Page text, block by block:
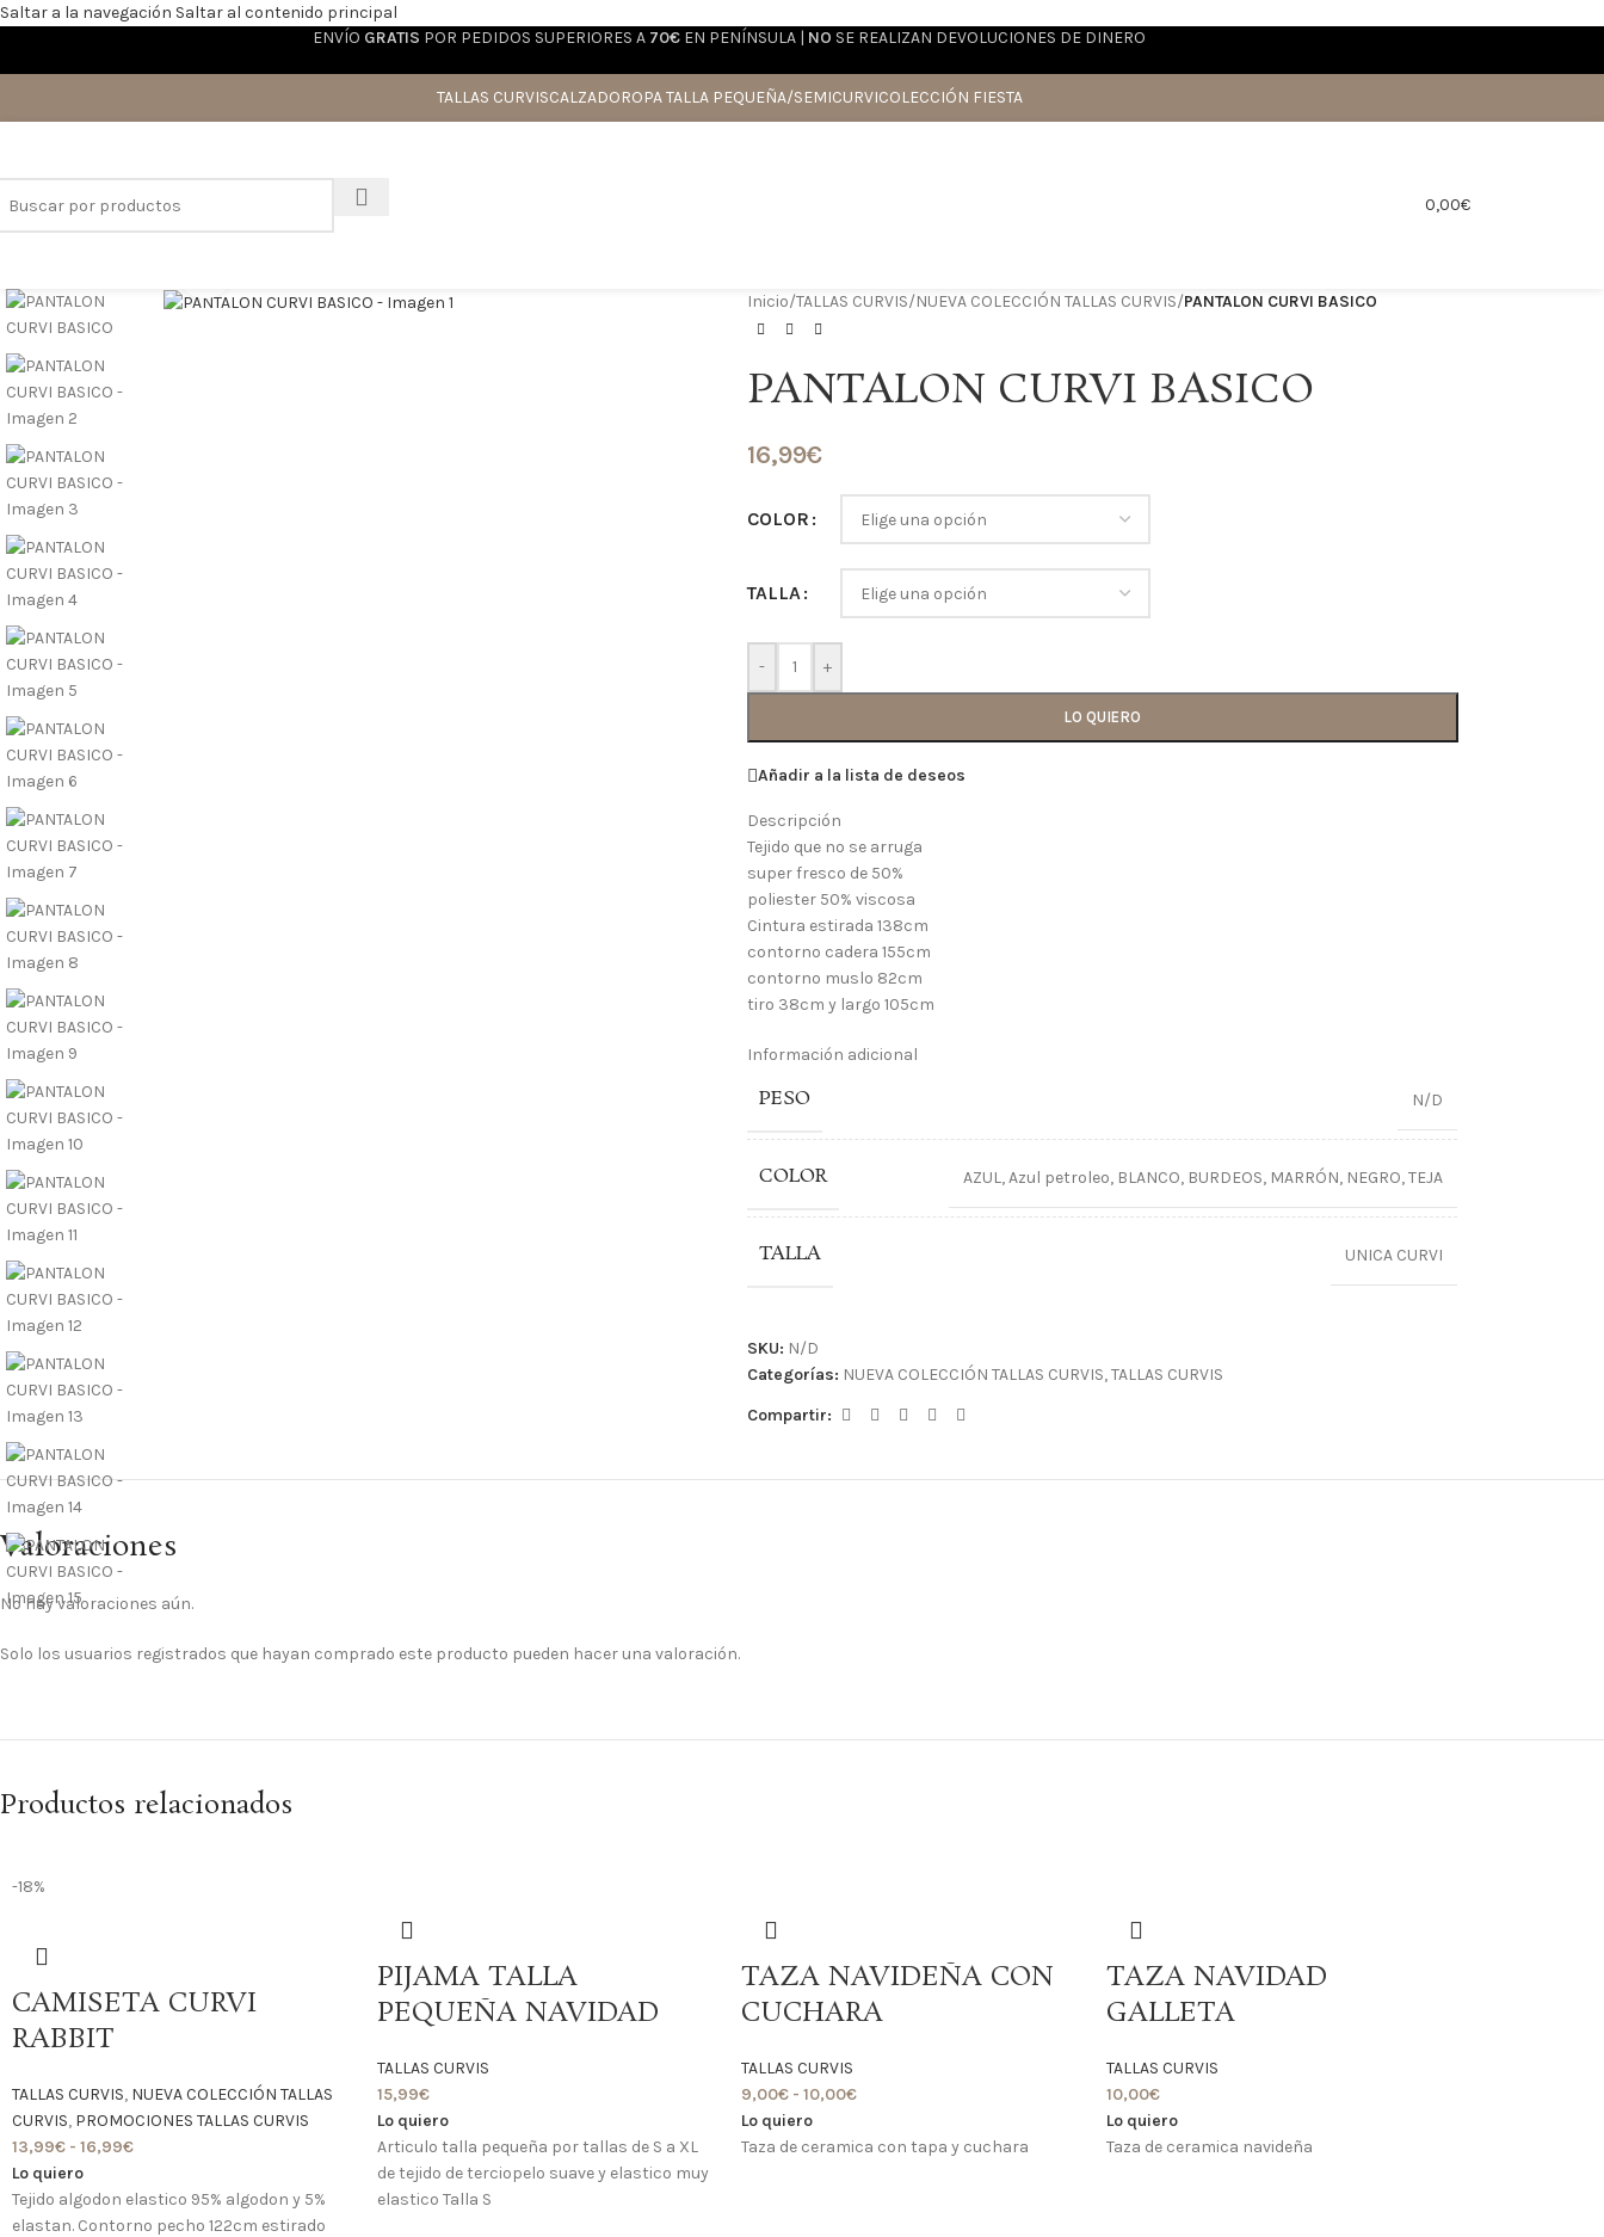
Saltar a la navegación Saltar al contenido principal
ENVÍO GRATIS POR PEDIDOS SUPERIORES A 70€ EN PENÍNSULA | NO SE REALIZAN DEVOLUCIONES DE DINERO
TALLAS CURVISCALZADOROPA TALLA PEQUEÑA/SEMICURVICOLECCIÓN FIESTA
0,00€
Inicio/TALLAS CURVIS/NUEVA COLECCIÓN TALLAS CURVIS/PANTALON CURVI BASICO
PANTALON CURVI BASICO
16,99€
COLOR
TALLA
- +
LO QUIERO
Añadir a la lista de deseos
Descripción
Tejido que no se arruga
super fresco de 50%
poliester 50% viscosa
Cintura estirada 138cm
contorno cadera 155cm
contorno muslo 82cm
tiro 38cm y largo 105cm
Información adicional
PESO N/D
COLOR AZUL,Azul petroleo, BLANCO, BURDEOS, MARRÓN, NEGRO,TEJA
TALLA UNICA CURVI
SKU: N/D
Categorías: NUEVA COLECCIÓN TALLAS CURVIS,TALLAS CURVIS
Compartir:
Valoraciones
No hay valoraciones aún.
Solo los usuarios registrados que hayan comprado este producto pueden hacer una valoración.
Productos relacionados
-18%
CAMISETA CURVI
RABBIT
TALLAS CURVIS, NUEVA COLECCIÓN TALLAS
CURVIS, PROMOCIONES TALLAS CURVIS
13,99€ - 16,99€
Lo quiero
Tejido algodon elastico 95% algodon y 5%
elastan. Contorno pecho 122cm estirado
PIJAMA TALLA
PEQUEÑA NAVIDAD
TALLAS CURVIS
15,99€
Lo quiero
Articulo talla pequeña por tallas de S a XL
de tejido de terciopelo suave y elastico muy
elastico Talla S
TAZA NAVIDEÑA CON
CUCHARA
TALLAS CURVIS
9,00€ - 10,00€
Lo quiero
Taza de ceramica con tapa y cuchara
TAZA NAVIDAD
GALLETA
TALLAS CURVIS
10,00€
Lo quiero
Taza de ceramica navideña